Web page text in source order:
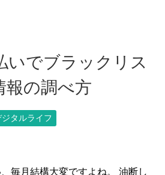
いでブラックリス
報の調べ方
ジタルライフ
毎月結構大変ですよね。 油断し